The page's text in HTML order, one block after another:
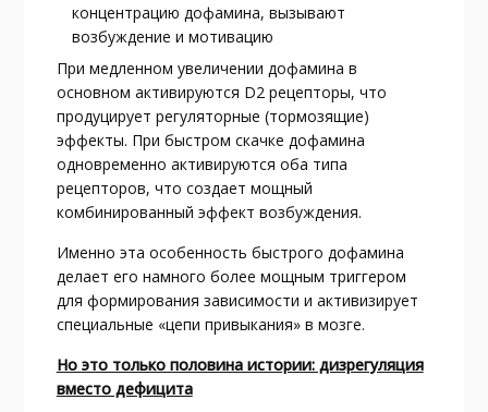
концентрацию дофамина, вызывают
возбуждение и мотивацию
При медленном увеличении дофамина в
основном активируются D2 рецепторы, что
продуцирует регуляторные (тормозящие)
эффекты. При быстром скачке дофамина
одновременно активируются оба типа
рецепторов, что создает мощный
комбинированный эффект возбуждения.​
Именно эта особенность быстрого дофамина
делает его намного более мощным триггером
для формирования зависимости и активизирует
специальные «цепи привыкания» в мозге.​
Но это только половина истории: дизрегуляция
вместо дефицита